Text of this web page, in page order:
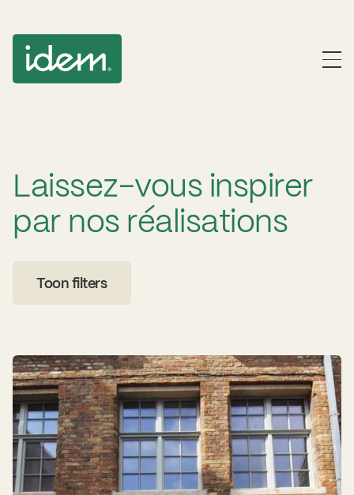
Laissez-vous inspirer
par nos réalisations
Toon filters
Résidentiel Industriel
Portes revêtues
Portes intégrées dans le plan de la façade
Portes avec panneaux sandwich